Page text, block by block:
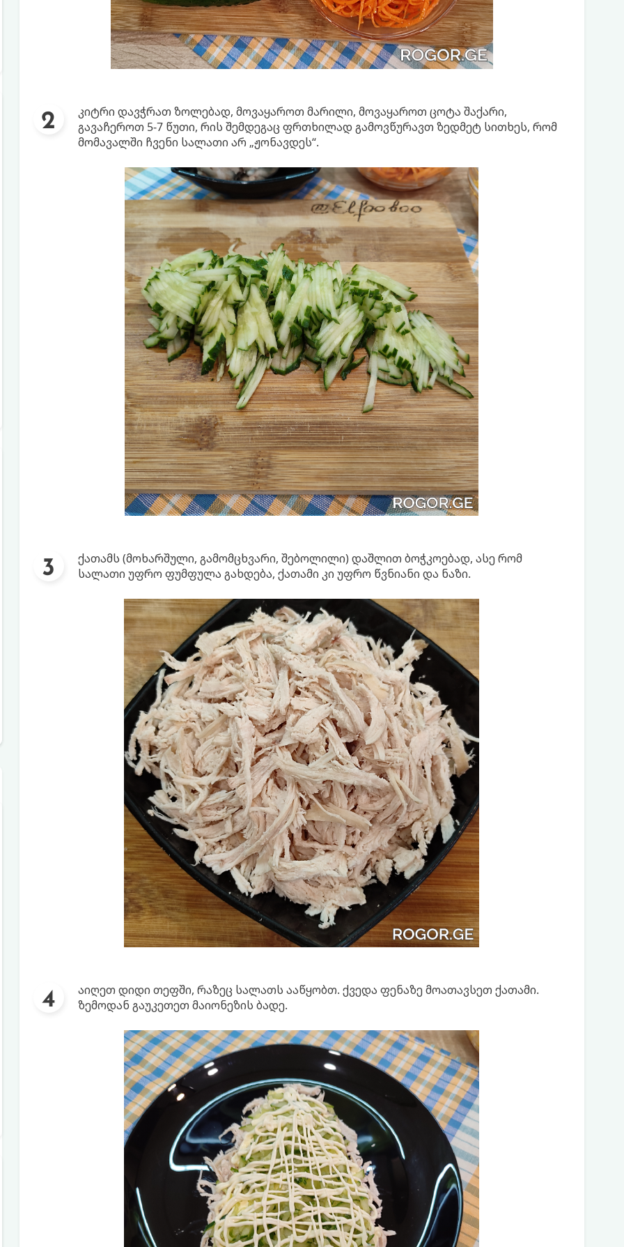
კიტრი დავჭრათ ზოლებად, მოვაყაროთ მარილი, მოვაყაროთ ცოტა შაქარი,
გავაჩეროთ 5-7 წუთი, რის შემდეგაც ფრთხილად გამოვწურავთ ზედმეტ სითხეს, რომ
მომავალში ჩვენი სალათი არ „ჟონავდეს“.
ქათამს (მოხარშული, გამომცხვარი, შებოლილი) დაშლით ბოჭკოებად, ასე რომ
სალათი უფრო ფუმფულა გახდება, ქათამი კი უფრო წვნიანი და ნაზი.
აიღეთ დიდი თეფში, რაზეც სალათს ააწყობთ. ქვედა ფენაზე მოათავსეთ ქათამი.
ზემოდან გაუკეთეთ მაიონეზის ბადე.